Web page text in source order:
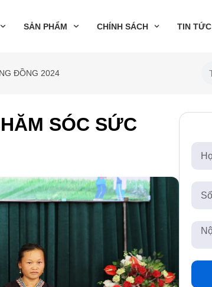
SẢN PHẨM CHÍNH SÁCH TIN TỨC
ĐỒNG 2024
SÓC SỨC